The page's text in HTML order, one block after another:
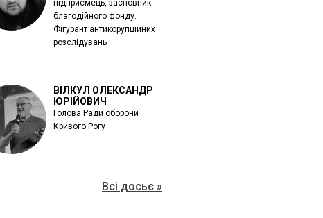
підприємець, засновник
благодійного фонду.
Фігурант антикорупційних
розслідувань
ВІЛКУЛ ОЛЕКСАНДР
ЮРІЙОВИЧ
Голова Ради оборони
Кривого Рогу
Всі досьє »